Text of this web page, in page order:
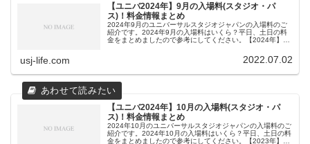
【ユニバ2024年】9月の入場料(スタジオ・パ
ス)！料金情報まとめ
2024年9月のユニバーサルスタジオジャパンの入場料のご
紹介です。2024年9月の入場料はいくら？平日、土日の料
金をまとめましたので参考にしてください。【2024年】9
usj-life.com 2022.07.02
【ユニバ2024年】10月の入場料(スタジオ・パ
ス)！料金情報まとめ
2024年10月のユニバーサルスタジオジャパンの入場料のご
紹介です。2024年10月の入場料はいくら？平日、土日の料
金をまとめましたので参考にしてください。【2023年】10